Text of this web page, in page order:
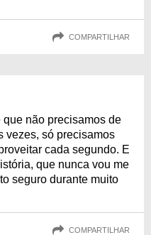
COMPARTILHAR
que não precisamos de
vezes, só precisamos
cada segundo. E
que nunca vou me
seguro durante muito
COMPARTILHAR